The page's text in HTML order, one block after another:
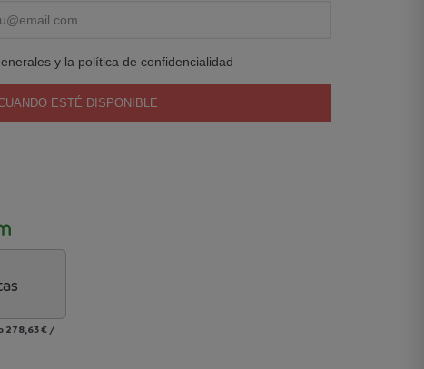
y la política de confidencialidad
ESTÉ DISPONIBLE
278,63 €/